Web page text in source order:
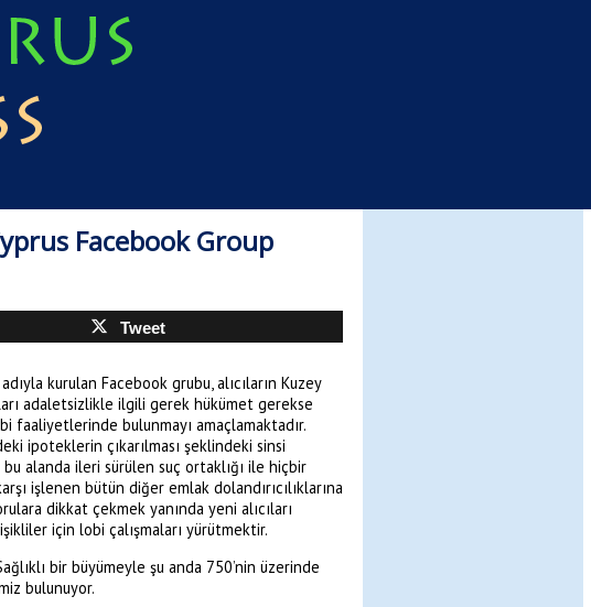
Facebook Group
Tweet
kurulan Facebook grubu, alıcıların Kuzey
adaletsizlikle ilgili gerek hükümet gerekse
bulunmayı amaçlamaktadır.
ipoteklerin çıkarılması şeklindeki sinsi
bu alanda ileri sürülen suç ortaklığı ile hiçbir
işlenen bütün diğer emlak dolandırıcılıklarına
dikkat çekmek yanında yeni alıcıları
için lobi çalışmaları yürütmektir.
bir büyümeyle şu anda 750’nin üzerinde
bulunuyor.